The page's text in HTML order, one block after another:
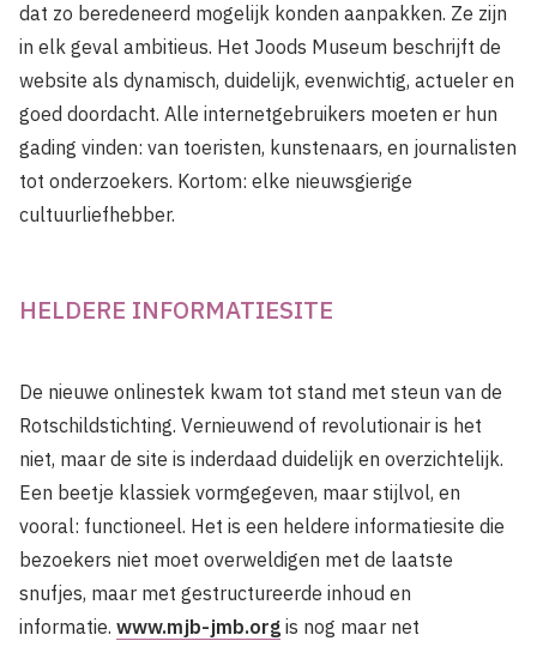
dat zo beredeneerd mogelijk konden aanpakken. Ze zijn
in elk geval ambitieus. Het Joods Museum beschrijft de
website als dynamisch, duidelijk, evenwichtig, actueler en
goed doordacht. Alle internetgebruikers moeten er hun
gading vinden: van toeristen, kunstenaars, en journalisten
tot onderzoekers. Kortom: elke nieuwsgierige
cultuurliefhebber.
HELDERE INFORMATIESITE
De nieuwe onlinestek kwam tot stand met steun van de
Rotschildstichting. Vernieuwend of revolutionair is het
niet, maar de site is inderdaad duidelijk en overzichtelijk.
Een beetje klassiek vormgegeven, maar stijlvol, en
vooral: functioneel. Het is een heldere informatiesite die
bezoekers niet moet overweldigen met de laatste
snufjes, maar met gestructureerde inhoud en
informatie. www.mjb-jmb.org is nog maar net